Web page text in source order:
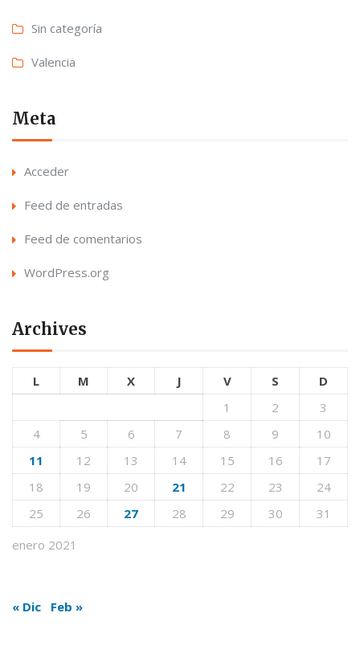
Sin categoría
Valencia
Meta
Acceder
Feed de entradas
Feed de comentarios
WordPress.org
Archives
enero 2021
L M X J V S
D
1
2
3
4
5 6 7 8 9
10
11
12 13 14 15 16
17
18
19 20 21 22 23
24
25
26 27 28 29 30 31
« Dic Feb »